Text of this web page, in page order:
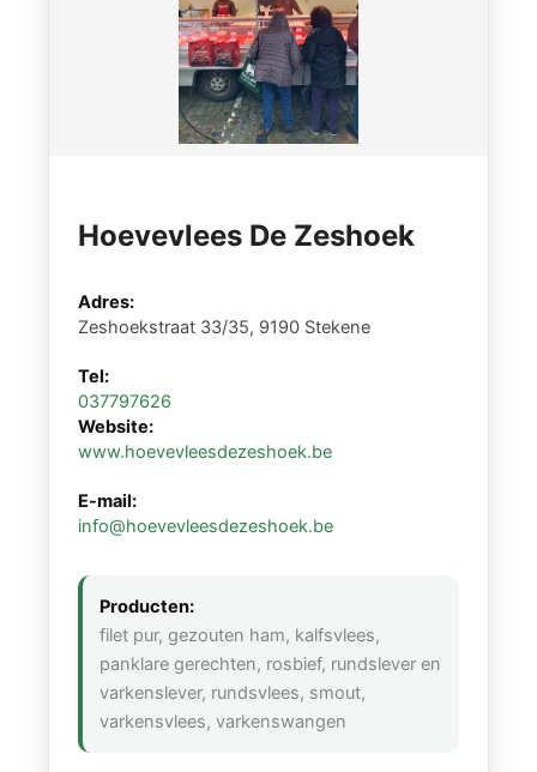
Hoevevlees De Zeshoek
Adres:
Zeshoekstraat 33/35, 9190 Stekene
Tel:
037797626
Website:
www.hoevevleesdezeshoek.be
E-mail:
info@hoevevleesdezeshoek.be
Producten:
filet pur, gezouten ham, kalfsvlees,
panklare gerechten, rosbief, rundslever en
varkenslever, rundsvlees, smout,
varkensvlees, varkenswangen